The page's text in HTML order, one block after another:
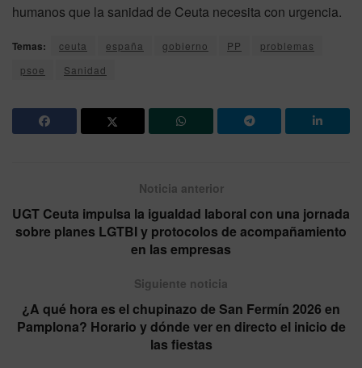
humanos que la sanidad de Ceuta necesita con urgencia.
Temas: ceuta españa gobierno PP
problemas
psoe
Sanidad
Noticia anterior
UGT Ceuta impulsa la igualdad laboral con una jornada
sobre planes LGTBI y protocolos de acompañamiento
en las empresas
Siguiente noticia
¿A qué hora es el chupinazo de San Fermín 2026 en
Pamplona? Horario y dónde ver en directo el inicio de
las fiestas